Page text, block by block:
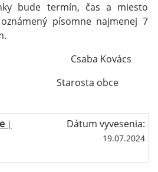
bude termín, čas a miesto
písomne najmenej 7
Kovács
obce
|
Dátum vyvesenia:
19.07.2024